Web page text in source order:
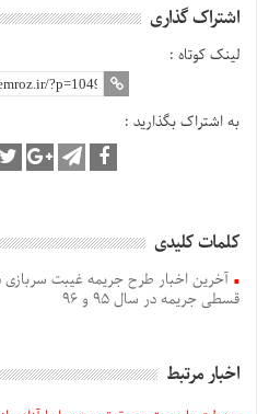
اشتراک گذاری
لینک کوتاه :
به اشتراک بگذارید :
کلمات کلیدی
آخرین اخبار طرح جریمه غیبت سربازی
قسطی جریمه در سال ۹۵ و ۹۶
اخبار مرتبط